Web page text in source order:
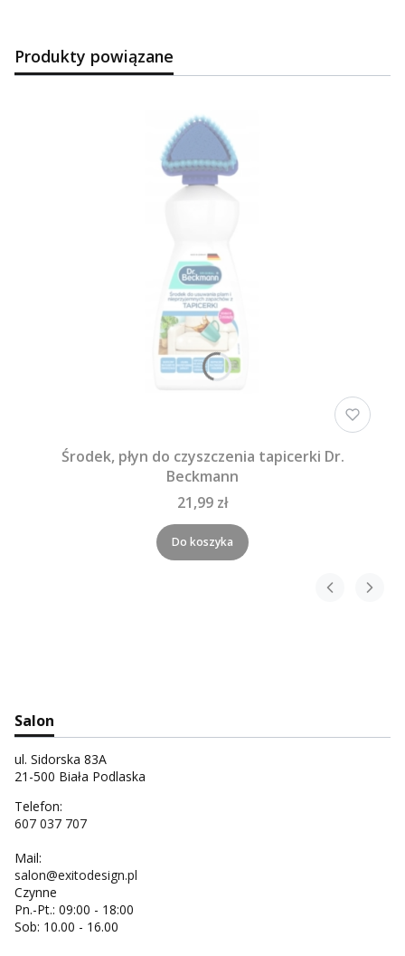
Produkty powiązane
Środek, płyn do czyszczenia tapicerki Dr.
Beckmann
21,99 zł
Do koszyka
Salon
ul. Sidorska 83A
21-500 Biała Podlaska
Telefon:
607 037 707
Mail:
salon@exitodesign.pl
Czynne
Pn.-Pt.: 09:00 - 18:00
Sob: 10.00 - 16.00